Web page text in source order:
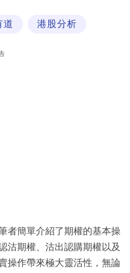
道 港股分析
者簡單介紹了期權的基本操
沽期權、沽出認購期權以及
操作帶來極大靈活性，無論